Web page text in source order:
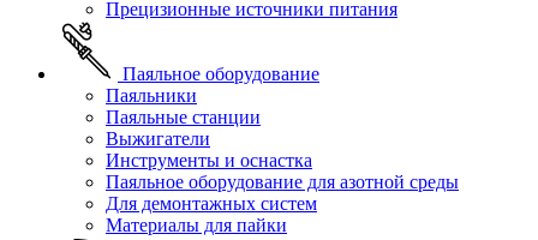
Прецизионные источники питания
Паяльное оборудование
Паяльники
Паяльные станции
Выжигатели
Инструменты и оснастка
Паяльное оборудование для азотной среды
Для демонтажных систем
Материалы для пайки